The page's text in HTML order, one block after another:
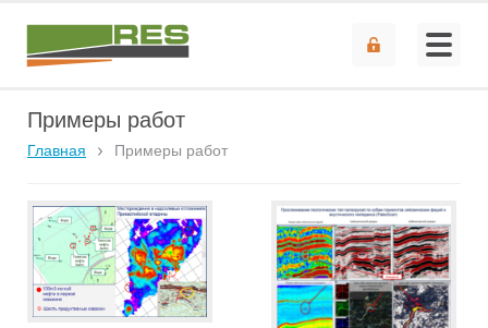
Примеры работ
Главная Примеры работ